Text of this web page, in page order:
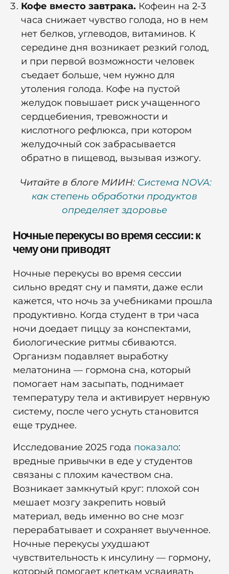
Кофе вместо завтрака. Кофеин на 2-3
часа снижает чувство голода, но в нем
нет белков, углеводов, витаминов. К
середине дня возникает резкий голод,
и при первой возможности человек
съедает больше, чем нужно для
утоления голода. Кофе на пустой
желудок повышает риск учащенного
сердцебиения, тревожности и
кислотного рефлюкса, при котором
желудочный сок забрасывается
обратно в пищевод, вызывая изжогу.
Читайте в блоге МИИН: Система NOVA:
как степень обработки продуктов
определяет здоровье
Ночные перекусы во время сессии: к
чему они приводят
Ночные перекусы во время сессии
сильно вредят сну и памяти, даже если
кажется, что ночь за учебниками прошла
продуктивно. Когда студент в три часа
ночи доедает пиццу за конспектами,
биологические ритмы сбиваются.
Организм подавляет выработку
мелатонина — гормона сна, который
помогает нам засыпать, поднимает
температуру тела и активирует нервную
систему, после чего уснуть становится
еще труднее.
Исследование 2025 года показало:
вредные привычки в еде у студентов
связаны с плохим качеством сна.
Возникает замкнутый круг: плохой сон
мешает мозгу закрепить новый
материал, ведь именно во сне мозг
перерабатывает и сохраняет выученное.
Ночные перекусы ухудшают
чувствительность к инсулину — гормону,
который помогает клеткам усваивать